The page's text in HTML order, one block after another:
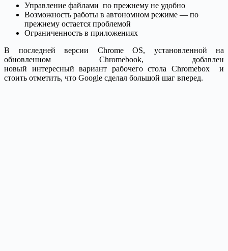
Управление файлами по прежнему не удобно
Возможность работы в автономном режиме — по
прежнему остается проблемой
Ограниченность в приложениях
В последней версии Chrome OS, установленной на
обновленном Chromebook, добавлен
новый интересный вариант рабочего стола Chromebox и
стоить отметить, что Google сделал большой шаг вперед.